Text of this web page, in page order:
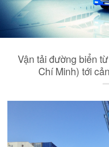
Vận tải đường biển
Chí Minh) tới